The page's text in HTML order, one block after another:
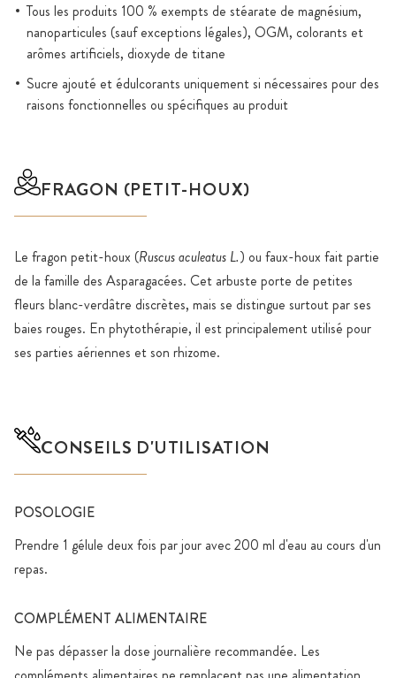
Tous les produits 100 % exempts de stéarate de magnésium,
nanoparticules (sauf exceptions légales), OGM, colorants et
arômes artificiels, dioxyde de titane
Sucre ajouté et édulcorants uniquement si nécessaires pour des
raisons fonctionnelles ou spécifiques au produit
FRAGON (PETIT-HOUX)
Le fragon petit-houx (Ruscus aculeatus L.) ou faux-houx fait partie
de la famille des Asparagacées. Cet arbuste porte de petites
fleurs blanc-verdâtre discrètes, mais se distingue surtout par ses
baies rouges. En phytothérapie, il est principalement utilisé pour
ses parties aériennes et son rhizome.
CONSEILS D'UTILISATION
POSOLOGIE
Prendre 1 gélule deux fois par jour avec 200 ml d'eau au cours d'un
repas.
COMPLÉMENT ALIMENTAIRE
Ne pas dépasser la dose journalière recommandée. Les